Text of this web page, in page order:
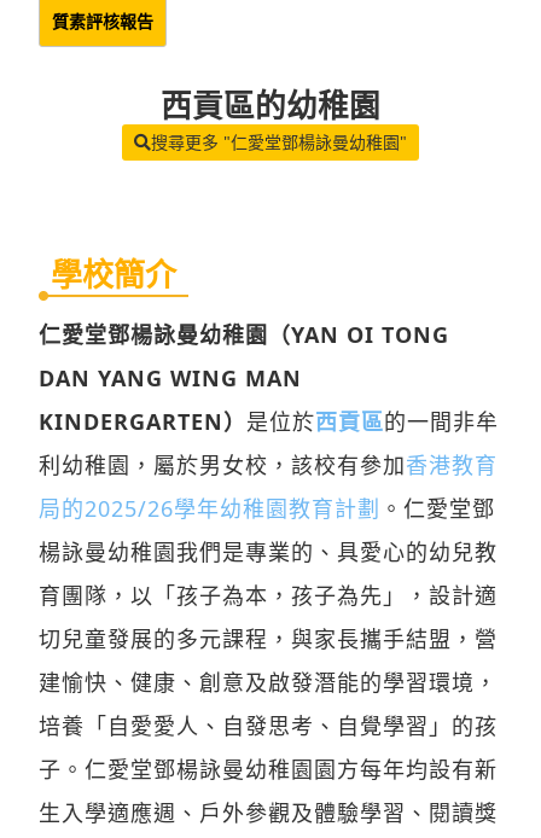
質素評核報告
西貢區的幼稚園
搜尋更多 "仁愛堂鄧楊詠曼幼稚園"
學校簡介
仁愛堂鄧楊詠曼幼稚園（YAN OI TONG
DAN YANG WING MAN
KINDERGARTEN） 是位於西貢區的一間非牟
利幼稚園，屬於男女校，該校有參加香港教育
局的2025/26學年幼稚園教育計劃 。仁愛堂鄧
楊詠曼幼稚園我們是專業的、具愛心的幼兒教
育團隊，以「孩子為本，孩子為先」，設計適
切兒童發展的多元課程，與家長攜手結盟，營
建愉快、健康、創意及啟發潛能的學習環境，
培養「自愛愛人、自發思考、自覺學習」的孩
子。仁愛堂鄧楊詠曼幼稚園園方每年均設有新
生入學適應週、戶外參觀及體驗學習、閱讀獎